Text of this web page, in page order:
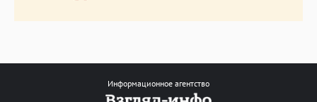
Информационное агентство